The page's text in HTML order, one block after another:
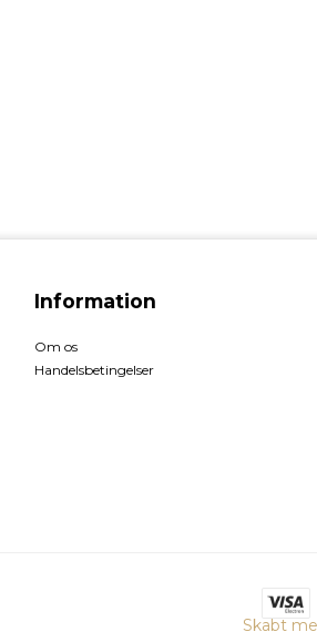
Information
Om os
Handelsbetingelser
Skabt